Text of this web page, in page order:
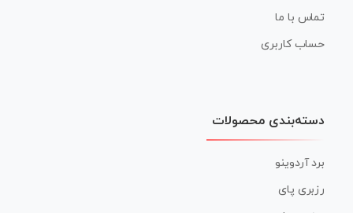
تماس با ما
حساب کاربری
دسته‌بندی محصولات
برد آردوینو
رزبری پای